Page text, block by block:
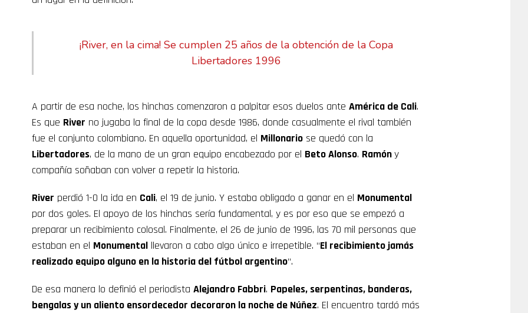
¡River, en la cima! Se cumplen 25 años de la obtención de la Copa
Libertadores 1996
A partir de esa noche, los hinchas comenzaron a palpitar esos duelos ante América de Cali.
Es que River no jugaba la final de la copa desde 1986, donde casualmente el rival también
fue el conjunto colombiano. En aquella oportunidad, el Millonario se quedó con la
Libertadores, de la mano de un gran equipo encabezado por el Beto Alonso. Ramóny
compañía soñaban con volver a repetir la historia.
River perdió 1-0 la ida en Cali, el 19 de junio. Y estaba obligado a ganar en el Monumental
por dos goles. El apoyo de los hinchas sería fundamental, y es por eso que se empezó a
preparar un recibimiento colosal. Finalmente, el 26 de junio de 1996, las 70 mil personas que
estaban en el Monumental llevaron a cabo algo único e irrepetible. “El recibimiento jamás
realizado equipo alguno en la historia del fútbol argentino“.
De esa manera lo definió el periodista Alejandro Fabbri. Papeles, serpentinas, banderas,
bengalas y un aliento ensordecedor decoraron la noche de Núñez. El encuentro tardó más